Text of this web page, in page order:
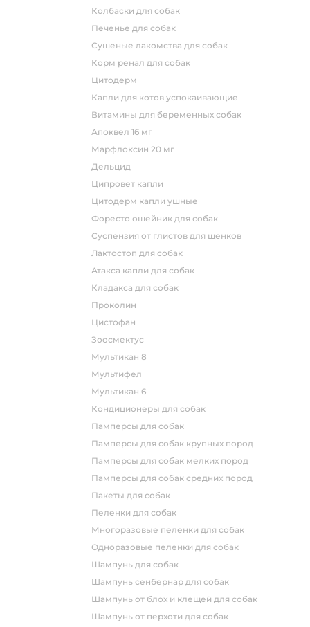
колбаски для собак
печенье для собак
сушеные лакомства для собак
корм ренал для собак
цитодерм
капли для котов успокаивающие
витамины для беременных собак
апоквел 16 мг
марфлоксин 20 мг
дельцид
ципровет капли
цитодерм капли ушные
форесто ошейник для собак
суспензия от глистов для щенков
лактостоп для собак
атакса капли для собак
кладакса для собак
проколин
цистофан
зоосмектус
мультикан 8
мультифел
мультикан 6
кондиционеры для собак
памперсы для собак
памперсы для собак крупных пород
памперсы для собак мелких пород
памперсы для собак средних пород
пакеты для собак
пеленки для собак
многоразовые пеленки для собак
одноразовые пеленки для собак
шампунь для собак
шампунь сенбернар для собак
шампунь от блох и клещей для собак
шампунь от перхоти для собак